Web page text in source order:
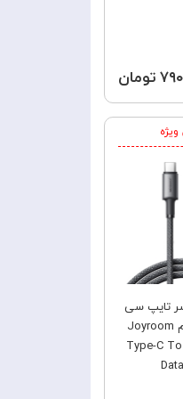
تایپ سی
60 وات جویروم Joyroom
Type-C